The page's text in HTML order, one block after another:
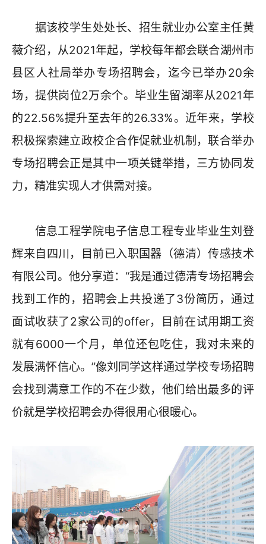
据该校学生处处长、招生就业办公室主任黄
薇介绍，从2021年起，学校每年都会联合湖州市
县区人社局举办专场招聘会，迄今已举办20余
场，提供岗位2万余个。毕业生留湖率从2021年
的22.56%提升至去年的26.33%。近年来，学校
积极探索建立政校企合作促就业机制，联合举办
专场招聘会正是其中一项关键举措，三方协同发
力，精准实现人才供需对接。
信息工程学院电子信息工程专业毕业生刘登
辉来自四川，目前已入职国器（德清）传感技术
有限公司。他分享道：“我是通过德清专场招聘会
找到工作的，招聘会上共投递了3份简历，通过
面试收获了2家公司的offer，目前在试用期工资
就有6000一个月，单位还包吃住，我对未来的
发展满怀信心。”像刘同学这样通过学校专场招聘
会找到满意工作的不在少数，他们给出最多的评
价就是学校招聘会办得很用心很暖心。